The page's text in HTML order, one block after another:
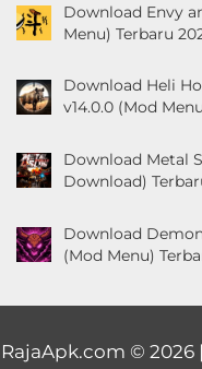
Download Envy
Menu) Terbaru
Download Heli
v14.0.0 (Mod
Download Metal
Download)
Download
(Mod Menu)
RajaApk.com © 2026 |